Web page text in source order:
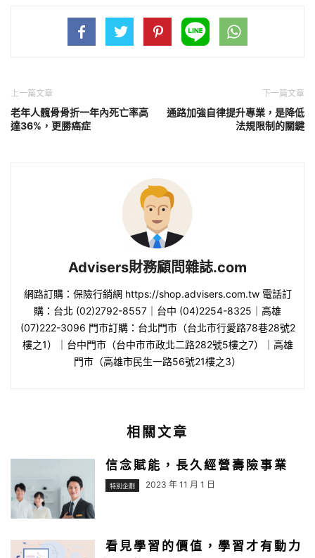
上一篇文章
老年人髖骨骨折一年內死亡率高
達36%，更勝癌症
下一篇文章
通路加強自律提升專業，是降低
法規限制的關鍵
Advisers財務顧問雜誌.com
網路訂購：保險行銷網 https://shop.advisers.com.tw 電話訂
購：台北 (02)2792-8557｜台中 (04)2254-8325｜高雄
(07)222-3096 門市訂購：台北門市（台北市行愛路78巷28號2
樓之1）｜台中門市（台中市市政北二路282號5樓之7）｜高雄
門市（高雄市民生一路56號21樓之3）
相關文章
信念賦能，長久經營壽險事業
特別企劃 2023 年 11 月 1 日
看見學習的價值，學習才有動力